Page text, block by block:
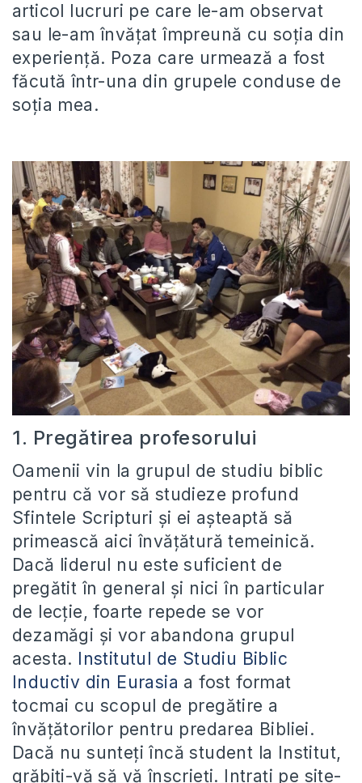
articol lucruri pe care le-am observat
sau le-am învățat împreună cu soția din
experiență. Poza care urmează a fost
făcută într-una din grupele conduse de
soția mea.
1. Pregătirea profesorului
Oamenii vin la grupul de studiu biblic
pentru că vor să studieze profund
Sfintele Scripturi și ei așteaptă să
primească aici învățătură temeinică.
Dacă liderul nu este suficient de
pregătit în general și nici în particular
de lecție, foarte repede se vor
dezamăgi și vor abandona grupul
acesta. Institutul de Studiu Biblic
Inductiv din Eurasia a fost format
tocmai cu scopul de pregătire a
învățătorilor pentru predarea Bibliei.
Dacă nu sunteți încă student la Institut,
grăbiți-vă să vă înscrieți. Intrați pe site-